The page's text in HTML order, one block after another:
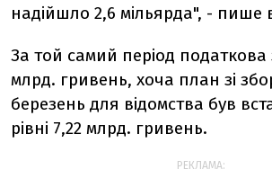
надійшло 2,6 мільярда", - пише
За той самий період податкова
млрд. гривень, хоча план зі
березень для відомства був
рівні 7,22 млрд. гривень.
РЕКЛАМА: